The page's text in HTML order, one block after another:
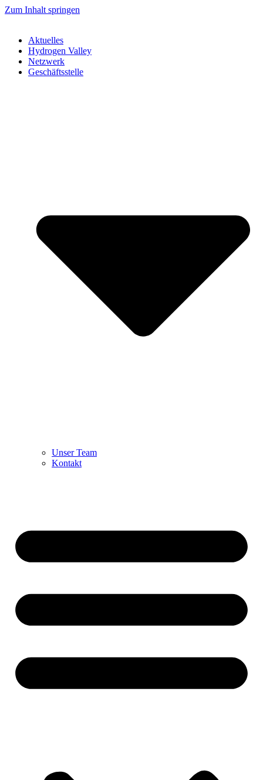
Zum Inhalt springen
Aktuelles
Hydrogen Valley
Netzwerk
Geschäftsstelle
Unser Team
Kontakt